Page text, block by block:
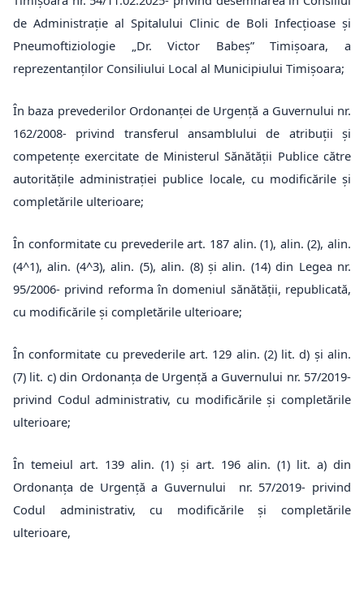
de Administrație al Spitalului Clinic de Boli Infecțioase și
Pneumoftiziologie „Dr. Victor Babeș” Timișoara, a
reprezentanților Consiliului Local al Municipiului Timișoara;
În baza prevederilor Ordonanței de Urgență a Guvernului nr.
162/2008- privind transferul ansamblului de atribuții și
competențe exercitate de Ministerul Sănătății Publice către
autoritățile administrației publice locale, cu modificările și
completările ulterioare;
În conformitate cu prevederile art. 187 alin. (1), alin. (2), alin.
(4^1), alin. (4^3), alin. (5), alin. (8) și alin. (14) din Legea nr.
95/2006- privind reforma în domeniul sănătății, republicată,
cu modificările și completările ulterioare;
În conformitate cu prevederile art. 129 alin. (2) lit. d) și alin.
(7) lit. c) din Ordonanța de Urgență a Guvernului nr. 57/2019-
privind Codul administrativ, cu modificările și completările
ulterioare;
În temeiul art. 139 alin. (1) și art. 196 alin. (1) lit. a) din
Ordonanța de Urgență a Guvernului nr. 57/2019- privind
Codul administrativ, cu modificările și completările
ulterioare,